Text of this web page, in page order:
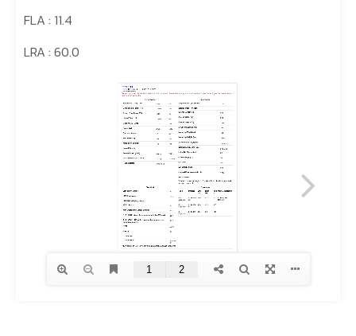
FLA : 11.4
LRA : 60.0